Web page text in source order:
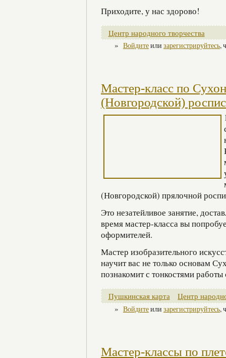
Приходите, у нас здорово!
Центр народного творчества
» Войдитеили зарегистрируйтесь,
Мастер-класс по
(Новгородской)
(Новгородской) прялочной
Это незатейливое занятие,
время мастер-класса вы
оформителей.
Мастер изобразительного
научит вас не только основам
познакомит с тонкостями
Пушкинская карта
Центр
» Войдитеили зарегистрируйтесь,
Мастер-классы по